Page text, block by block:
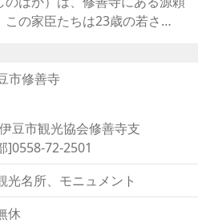
の家臣たちは23歳の若さ
しまいます。そのため、源頼
った後も頼家に寄り添って眠
年 大雨で修禅寺の山が崩
で、お墓の位置を見直すこと
年が修禅寺の開創（かいそ
ングだったこともあり、「十
われ、その際に、源頼家の墓
市修善寺
豆市観光協会修善寺支
]0558-72-2501
光名所、モニュメント
休